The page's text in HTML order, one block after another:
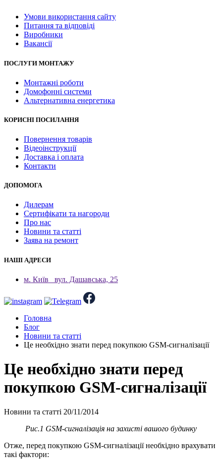
Умови використання сайту
Питання та відповіді
Виробники
Вакансії
ПОСЛУГИ МОНТАЖУ
Монтажні роботи
Домофонні системи
Альтернативна енергетика
КОРИСНІ ПОСИЛАННЯ
Повернення товарів
Відеоінструкції
Доставка і оплата
Контакти
ДОПОМОГА
Дилерам
Сертифікати та нагороди
Про нас
Новини та статті
Заява на ремонт
НАШІ АДРЕСИ
м. Київ вул. Дашавська, 25
Головна
Блог
Новини та статті
Це необхідно знати перед покупкою GSM-сигналізації
Це необхідно знати перед
покупкою GSM-сигналізації
Новини та статті 20/11/2014
Рис.1 GSM-сигналізація на захисті вашого будинку
Отже, перед покупкою GSM-сигналізації необхідно врахувати
такі фактори: